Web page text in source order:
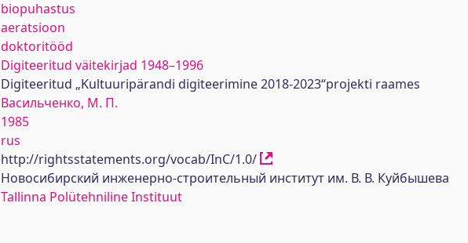
biopuhastus
aeratsioon
doktoritööd
Digiteeritud väitekirjad 1948–1996
Digiteeritud „Kultuuripärandi digiteerimine 2018-2023“projekti raames
Васильченко, М. П.
1985
rus
http://rightsstatements.org/vocab/InC/1.0/
Новосибирский инженерно-строительный институт им. В. В. Куйбышева
Tallinna Polütehniline Instituut